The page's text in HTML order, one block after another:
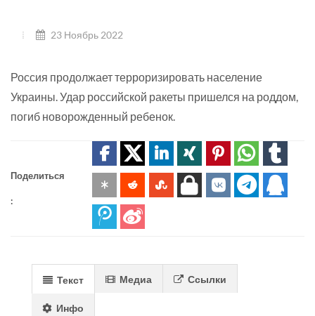
23 Ноябрь 2022
Россия продолжает терроризировать население
Украины. Удар российской ракеты пришелся на роддом,
погиб новорожденный ребенок.
Поделиться
:
Текст Медиа Ссылки
Инфо